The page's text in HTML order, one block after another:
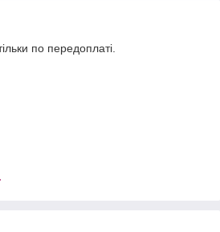
по передоплаті.